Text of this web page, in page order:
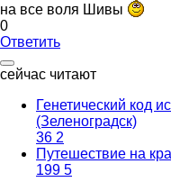
на все воля Шивы
0
Ответить
сейчас читают
Генетический код
(Зеленоградск)
36 2
Путешествие на
199 5